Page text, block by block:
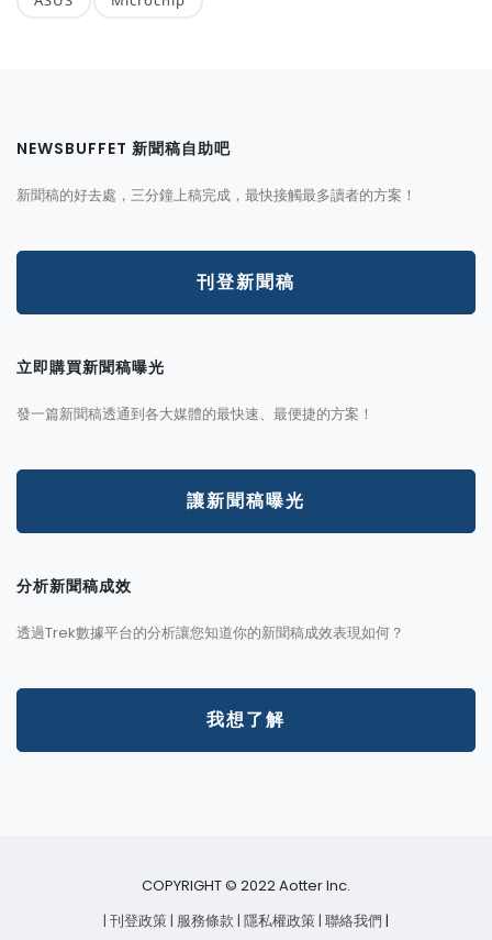
NEWSBUFFET 新聞稿自助吧
新聞稿的好去處，三分鐘上稿完成，最快接觸最多讀者的方案！
刊登新聞稿
立即購買新聞稿曝光
發一篇新聞稿透通到各大媒體的最快速、最便捷的方案！
讓新聞稿曝光
分析新聞稿成效
透過Trek數據平台的分析讓您知道你的新聞稿成效表現如何？
我想了解
COPYRIGHT © 2022 Aotter Inc.
| 刊登政策 | 服務條款 | 隱私權政策 | 聯絡我們 |